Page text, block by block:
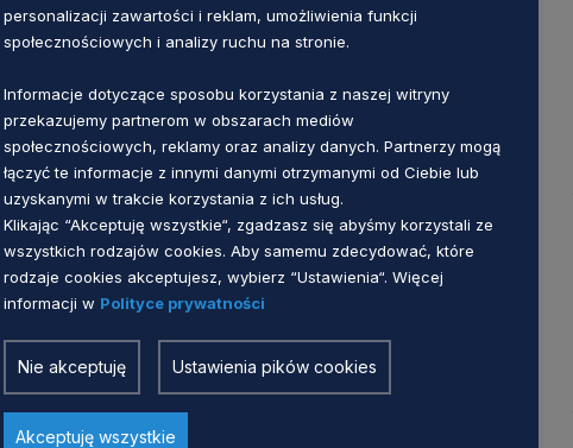
Umowa nieodpłatnego przekazania
sprzętu nr C13L/STEM/16100/2026
personalizacji zawartości i reklam, umożliwienia funkcji
społecznościowych i analizy ruchu na stronie.
Informacje dotyczące sposobu korzystania z naszej witryny
przekazujemy partnerom w obszarach mediów
społecznościowych, reklamy oraz analizy danych. Partnerzy mogą
łączyć te informacje z innymi danymi otrzymanymi od Ciebie lub
uzyskanymi w trakcie korzystania z ich usług.
Klikając “Akceptuję wszystkie“, zgadzasz się abyśmy korzystali ze
wszystkich rodzajów cookies. Aby samemu zdecydować, które
rodzaje cookies akceptujesz, wybierz “Ustawienia“. Więcej
informacji w Polityce prywatności
Nie akceptuję Ustawienia pików cookies
Akceptuję wszystkie